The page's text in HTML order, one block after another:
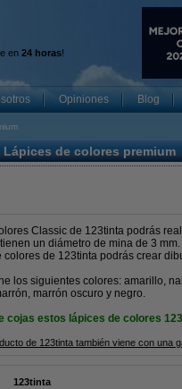
en 24 horas!
Opiniones Blog
Lápices de colores premium
Classic de 123tinta podrás
un diámetro de mina de 3
colores de 123tinta podrás crear
los siguientes colores: amarillo,
marrón oscuro y negro.
cojas estos lápices de colores
de 123tinta también viene con una
123tinta